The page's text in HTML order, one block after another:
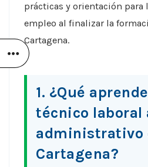
prácticas y orientación para
empleo al finalizar la
Cartagena.
1. ¿Qué
técnico
administrativo
Cartagena?